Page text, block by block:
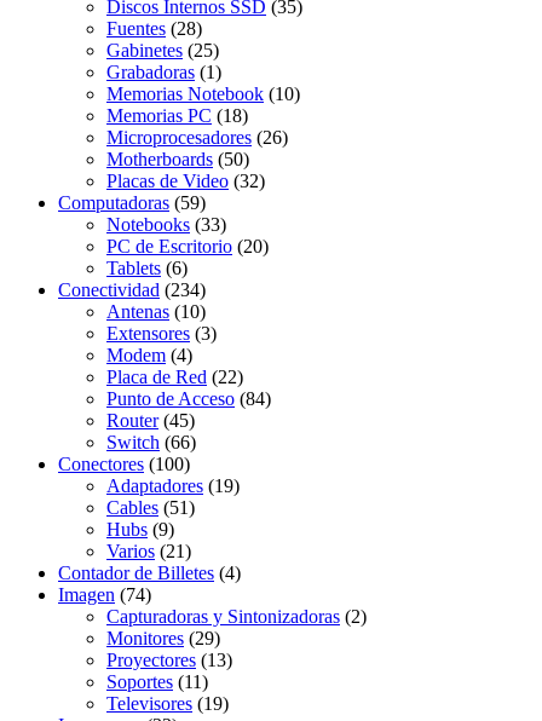
Discos Internos SSD (35)
Fuentes (28)
Gabinetes (25)
Grabadoras (1)
Memorias Notebook (10)
Memorias PC (18)
Microprocesadores (26)
Motherboards (50)
Placas de Video (32)
Computadoras (59)
Notebooks (33)
PC de Escritorio (20)
Tablets (6)
Conectividad (234)
Antenas (10)
Extensores (3)
Modem (4)
Placa de Red (22)
Punto de Acceso (84)
Router (45)
Switch (66)
Conectores (100)
Adaptadores (19)
Cables (51)
Hubs (9)
Varios (21)
Contador de Billetes (4)
Imagen (74)
Capturadoras y Sintonizadoras (2)
Monitores (29)
Proyectores (13)
Soportes (11)
Televisores (19)